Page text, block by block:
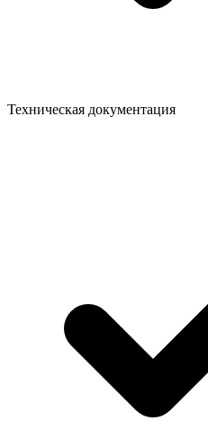
Техническая документация